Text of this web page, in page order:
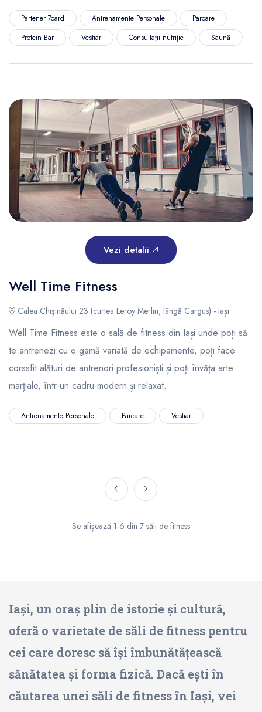
Partener 7card Antrenamente Personale
Parcare
Protein Bar
Vestiar Consultații nutriție Saună
Vezi detalii
Well Time Fitness
Calea Chișinăului 23 (curtea Leroy Merlin, lângă Cargus) - Iași
Well Time Fitness este o sală de fitness din Iași unde poți să
te antrenezi cu o gamă variată de echipamente, poți face
corssfit alături de antrenori profesioniști și poți învăța arte
marțiale, într-un cadru modern și relaxat.
Antrenamente Personale Parcare Vestiar
Se afișează 1-6 din 7 săli de fitness
Iași, un oraș plin de istorie și cultură,
oferă o varietate de săli de fitness pentru
cei care doresc să își îmbunătățească
sănătatea și forma fizică. Dacă ești în
căutarea unei săli de fitness în Iași, vei